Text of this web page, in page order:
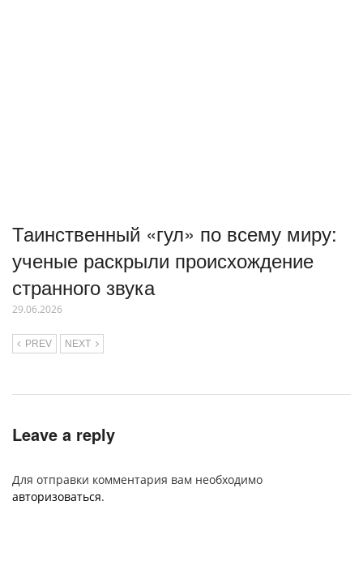
Таинственный «гул» по всему миру:
ученые раскрыли происхождение
странного звука
29.06.2026
PREV NEXT
Leave a reply
Для отправки комментария вам необходимо
авторизоваться.